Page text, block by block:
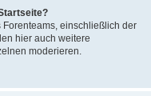
einschließlich der
hier auch weitere
moderieren.